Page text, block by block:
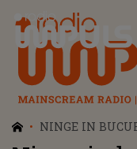
Radio Impuls
NINGE IN